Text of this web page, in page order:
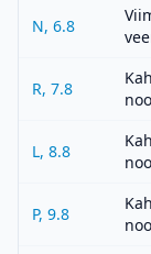
N, 6.8
R, 7.8
L, 8.8
P, 9.8